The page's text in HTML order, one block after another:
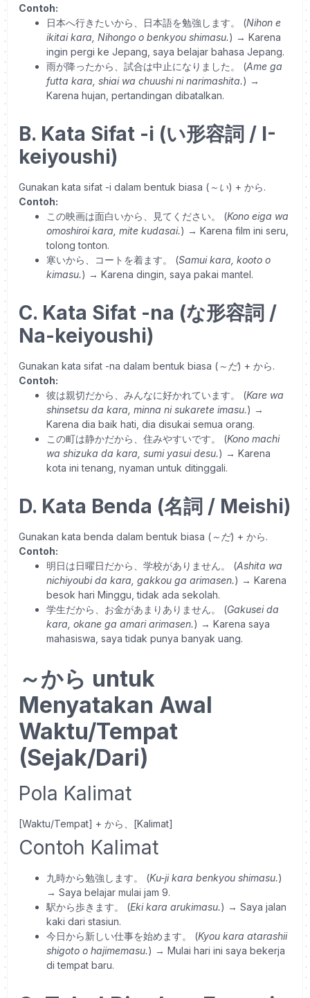
Contoh:
日本へ行きたいから、日本語を勉強します。
(Nihon e
ikitai kara, Nihongo o benkyou shimasu.) → Karena
ingin pergi ke Jepang, saya belajar bahasa Jepang.
雨が降ったから、試合は中止になりました。
(Ame ga
futta kara, shiai wa chuushi ni narimashita.) →
Karena hujan, pertandingan dibatalkan.
B. Kata Sifat -i (い形容詞 / I-
keiyoushi)
Gunakan kata sifat -i dalam bentuk biasa (～い) + から.
Contoh:
この映画は面白いから、見てください。
(Kono eiga wa
omoshiroi kara, mite kudasai.) → Karena film ini seru,
tolong tonton.
寒いから、コートを着ます。
(Samui kara, kooto o
kimasu.) → Karena dingin, saya pakai mantel.
C. Kata Sifat -na (な形容詞 /
Na-keiyoushi)
Gunakan kata sifat -na dalam bentuk biasa (～だ) + から.
Contoh:
彼は親切だから、みんなに好かれています。
(Kare wa
shinsetsu da kara, minna ni sukarete imasu.) →
Karena dia baik hati, dia disukai semua orang.
この町は静かだから、住みやすいです。
(Kono machi
wa shizuka da kara, sumi yasui desu.) → Karena
kota ini tenang, nyaman untuk ditinggali.
D. Kata Benda (名詞 / Meishi)
Gunakan kata benda dalam bentuk biasa (～だ) + から.
Contoh:
明日は日曜日だから、学校がありません。
(Ashita wa
nichiyoubi da kara, gakkou ga arimasen.) → Karena
besok hari Minggu, tidak ada sekolah.
学生だから、お金があまりありません。
(Gakusei da
kara, okane ga amari arimasen.) → Karena saya
mahasiswa, saya tidak punya banyak uang.
～から untuk
Menyatakan Awal
Waktu/Tempat
(Sejak/Dari)
Pola Kalimat
[Waktu/Tempat] + から、[Kalimat]
Contoh Kalimat
九時から勉強します。 (Ku-ji kara benkyou shimasu.)
→ Saya belajar mulai jam 9.
駅から歩きます。
(Eki kara arukimasu.) → Saya jalan
kaki dari stasiun.
今日から新しい仕事を始めます。
(Kyou kara atarashii
shigoto o hajimemasu.) → Mulai hari ini saya bekerja
di tempat baru.